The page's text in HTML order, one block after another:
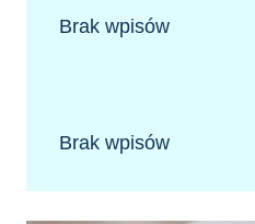
Brak wpisów
Brak wpisów